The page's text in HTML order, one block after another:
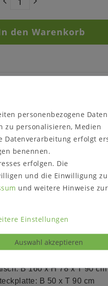
den Warenkorb
Schneller
Versand
auch mit 1
B 160 x H 78 x T 90 cm
B 50 x T 90 cm
personenbezogene Daten
zu personalisieren, Medien
Datenverarbeitung erfolgt
benennen.
erfolgen. Die
und die Einwilligung zu
und weitere Hinweise zur
Einstellungen
Auswahl akzeptieren